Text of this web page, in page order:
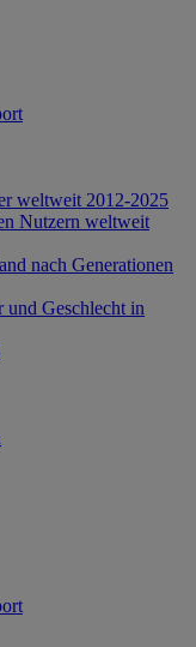
weltweit 2012-2025
Nutzern weltweit
nach Generationen
und Geschlecht in